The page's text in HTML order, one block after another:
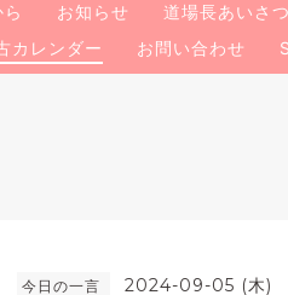
お知らせ 道場長あいさつ
カレンダー
お問い合わせ
今日の一言 2024-09-05 (木)